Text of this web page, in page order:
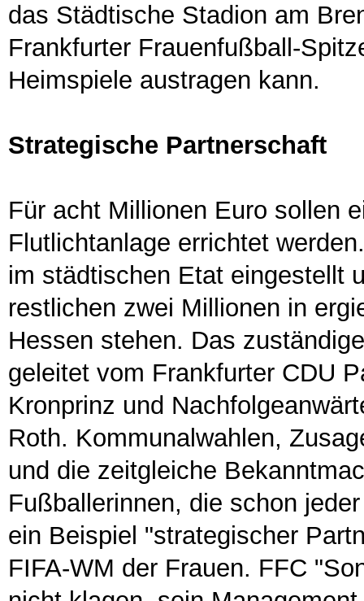
das Städtische Stadion am
Frankfurter Frauenfußball-
Heimspiele austragen kann.
Strategische Partnerschaft
Für acht Millionen Euro sollen
Flutlichtanlage errichtet
im städtischen Etat eingestellt
restlichen zwei Millionen in
Hessen stehen. Das
geleitet vom Frankfurter CDU
Kronprinz und
Roth. Kommunalwahlen,
und die zeitgleiche
Fußballerinnen, die schon
ein Beispiel "strategischer
FIFA-WM der Frauen. FFC